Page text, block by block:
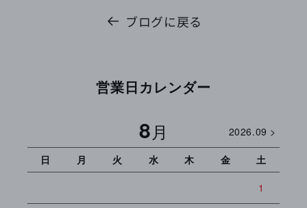
ブログに戻る
営業日カレンダー
8月 2026.09 >
日 月 火 水 木 金 土
1